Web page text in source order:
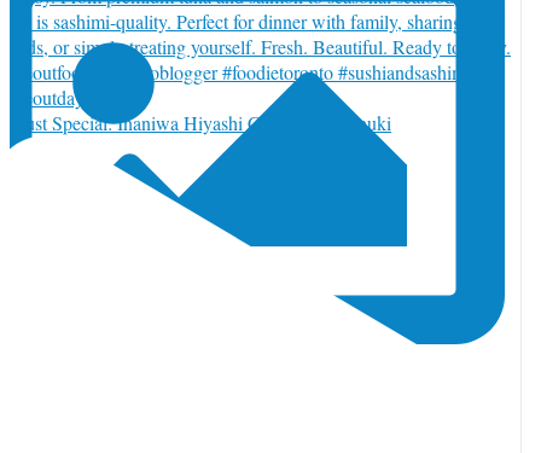
Special: Inaniwa Hiyashi Chuka Zen Sanuki